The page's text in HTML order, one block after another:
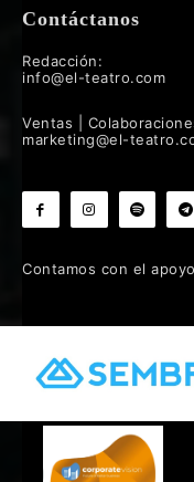
Contáctanos
Redacción:
info@el-teatro.com
Ventas |
marketing@el-
Contamos con el